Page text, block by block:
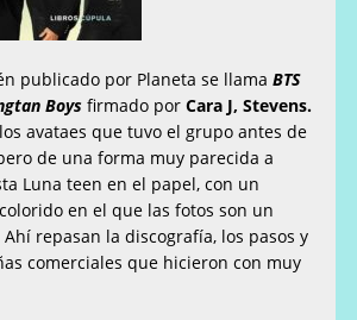
publicado por Planeta se llamaBTS
Boys firmado porCara J, Stevens.
avataes que tuvo el grupo antes de
de una forma muy parecida a
Luna teen en el papel, con un
en el que las fotos son un
repasan la discografía, los pasos y
comerciales que hicieron con muy